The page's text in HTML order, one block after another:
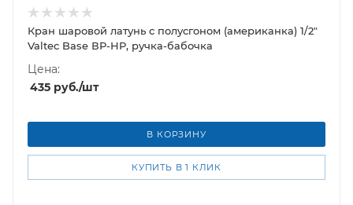
Кран шаровой латунь с полусгоном (американка) 1/2"
Valtec Base ВР-НР, ручка-бабочка
Цена:
435 руб./шт
В КОРЗИНУ
КУПИТЬ В 1 КЛИК